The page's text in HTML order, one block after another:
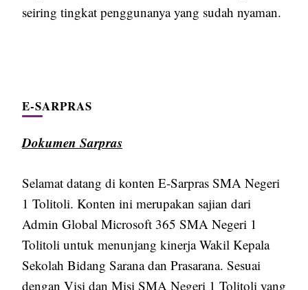
seiring tingkat penggunanya yang sudah nyaman.
E-SARPRAS
Dokumen Sarpras
Selamat datang di konten E-Sarpras SMA Negeri
1 Tolitoli. Konten ini merupakan sajian dari
Admin Global Microsoft 365 SMA Negeri 1
Tolitoli untuk menunjang kinerja Wakil Kepala
Sekolah Bidang Sarana dan Prasarana. Sesuai
dengan Visi dan Misi SMA Negeri 1 Tolitoli yang